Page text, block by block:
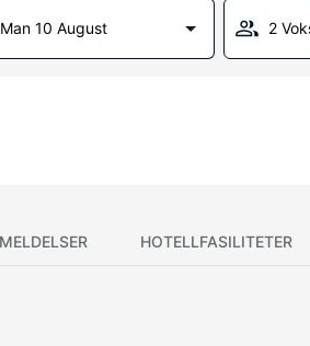
Man 10 August 2
HOTELLFASILITETER